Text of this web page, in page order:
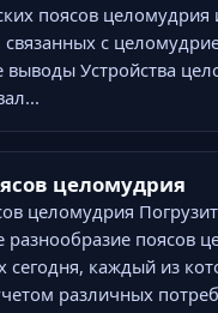
поясов целомудрия
связанных с
Устройства
целомудрия
целомудрия
поясов
сегодня, каждый из
различных